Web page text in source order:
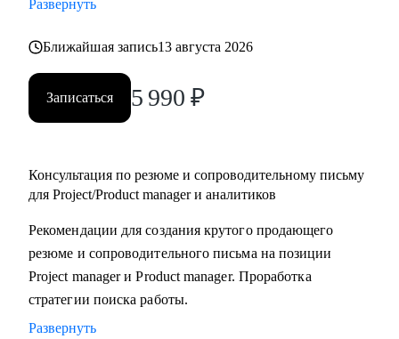
столкнулся на своих рабочих проектах в процессе создания
• Софт-скиллы и навыки управления командой 100+
человек.
• Начинающим проджект/продакт-менеджерам, которые
только входят в профессию.
• Аналитикам проектных команд.
• Специалистам с опытом, которые хотят перейти на новый
уровень или поменять направление.
• Руководителям проектных офисов, которым нужно
структурировать процессы и масштабировать команду.
Развернуть
Ближайшая запись13 августа 2026
Записаться 5 990 ₽
Консультация по резюме и сопроводительному письму
для Project/Product manager и аналитиков
Рекомендации для создания крутого продающего
резюме и сопроводительного письма на позиции
Project manager и Product manager. Проработка
стратегии поиска работы.
Развернуть